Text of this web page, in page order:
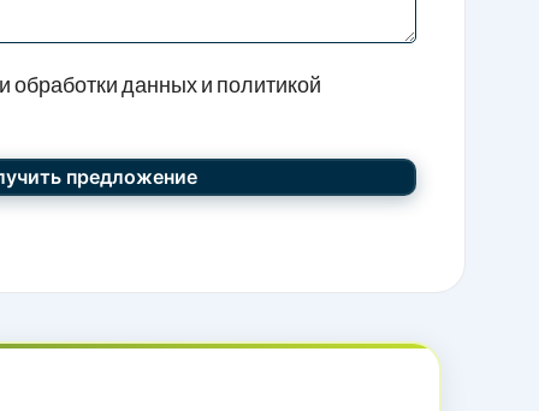
обработки данных и политикой